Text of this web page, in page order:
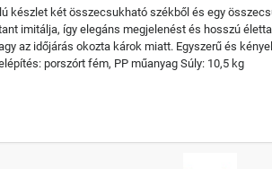
készlet két összecsukható székből és egy
imitálja, így elegáns megjelenést és hosszú
az időjárás okozta károk miatt. Egyszerű és
porszórt fém, PP műanyag Súly: 10,5 kg